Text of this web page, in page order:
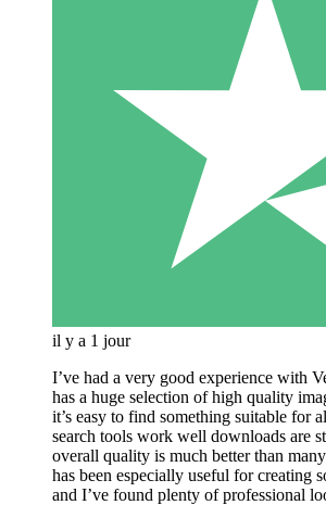
il y a 1 jour
I’ve had a very good experience with
has a huge selection of high quality
it’s easy to find something suitable for
search tools work well downloads are
overall quality is much better than
has been especially useful for creating
and I’ve found plenty of professional